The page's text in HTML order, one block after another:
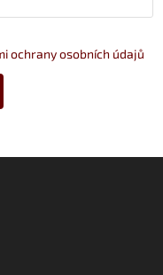
ochrany osobních údajů